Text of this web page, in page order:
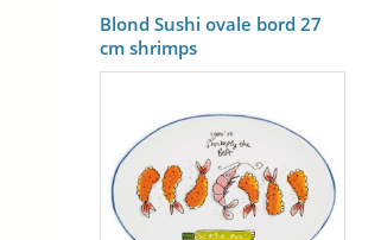
Blond Sushi ovale bord 27
cm shrimps